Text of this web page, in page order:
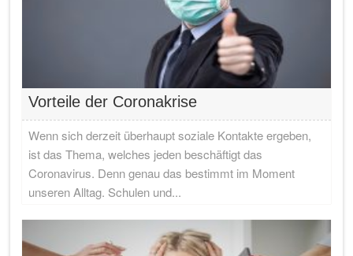
Vorteile der Coronakrise
Wenn sich derzeit überhaupt soziale Kontakte ergeben,
ist das Thema, welches jeden beschäftigt das
Coronavirus. Denn genau das bestimmt im Moment
unseren Alltag. Schulen und...